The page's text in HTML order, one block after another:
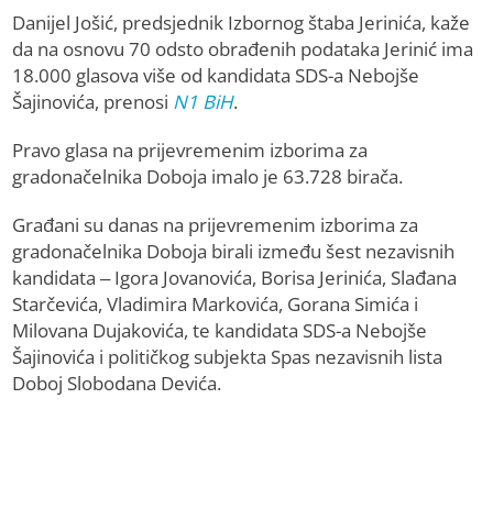
Danijel Jošić, predsjednik Izbornog štaba Jerinića, kaže
da na osnovu 70 odsto obrađenih podataka Jerinić ima
18.000 glasova više od kandidata SDS-a Nebojše
Šajinovića, prenosi N1 BiH.
Pravo glasa na prijevremenim izborima za
gradonačelnika Doboja imalo je 63.728 birača.
Građani su danas na prijevremenim izborima za
gradonačelnika Doboja birali između šest nezavisnih
kandidata – Igora Jovanovića, Borisa Jerinića, Slađana
Starčevića, Vladimira Markovića, Gorana Simića i
Milovana Dujakovića, te kandidata SDS-a Nebojše
Šajinovića i političkog subjekta Spas nezavisnih lista
Doboj Slobodana Devića.